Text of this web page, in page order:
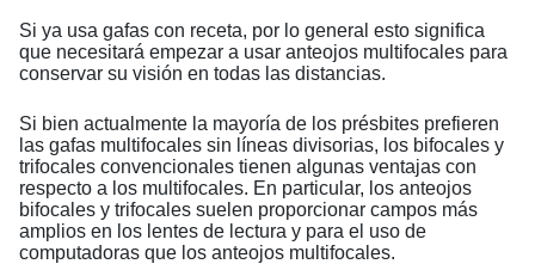
Si ya usa gafas con receta, por lo general esto significa
que necesitará empezar a usar anteojos multifocales para
conservar su visión en todas las distancias.
Si bien actualmente la mayoría de los présbites prefieren
las gafas multifocales sin líneas divisorias, los bifocales y
trifocales convencionales tienen algunas ventajas con
respecto a los multifocales. En particular, los anteojos
bifocales y trifocales suelen proporcionar campos más
amplios en los lentes de lectura y para el uso de
computadoras que los anteojos multifocales.